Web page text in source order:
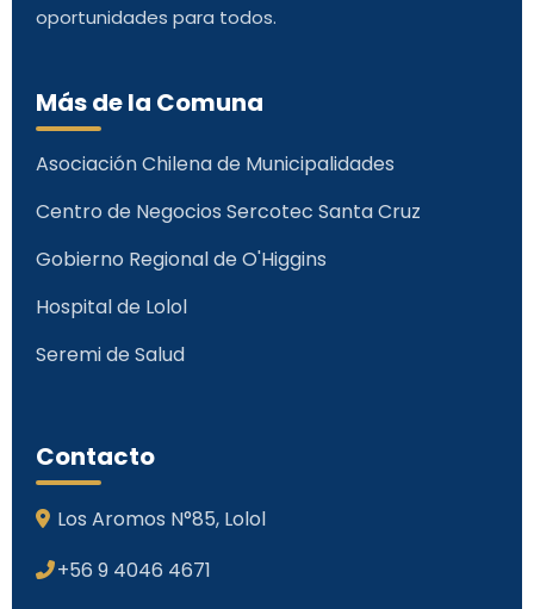
oportunidades para todos.
Más de la Comuna
Asociación Chilena de Municipalidades
Centro de Negocios Sercotec Santa Cruz
Gobierno Regional de O'Higgins
Hospital de Lolol
Seremi de Salud
Contacto
Los Aromos N°85, Lolol
+56 9 4046 4671